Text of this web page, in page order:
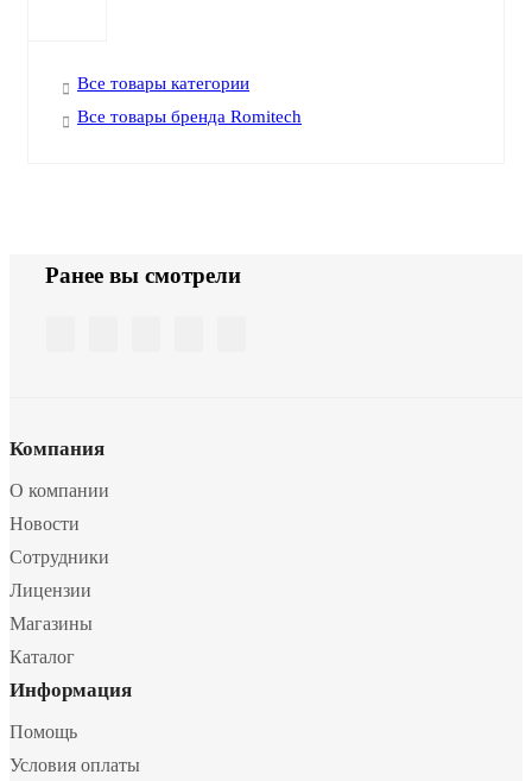
Все товары категории
Все товары бренда Romitech
Ранее вы смотрели
Компания
О компании
Новости
Сотрудники
Лицензии
Магазины
Каталог
Информация
Помощь
Условия оплаты